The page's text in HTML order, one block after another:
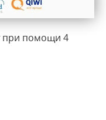
при помощи 4